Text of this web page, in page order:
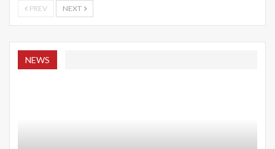
PREV NEXT
NEWS